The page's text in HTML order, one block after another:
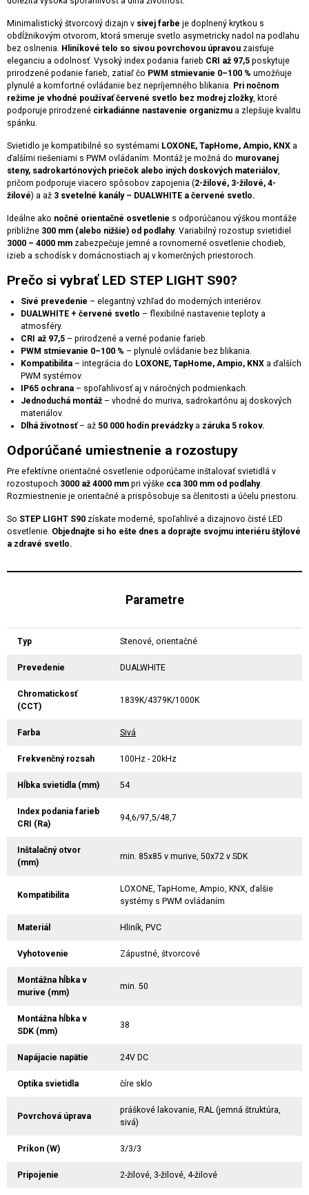
Minimalistický štvorcový dizajn v sivej farbe je doplnený krytkou s
obdĺžnikovým otvorom, ktorá smeruje svetlo asymetricky nadol na podlahu
bez oslnenia. Hliníkové telo so sivou povrchovou úpravou zaisťuje
eleganciu a odolnosť. Vysoký index podania farieb CRI až 97,5 poskytuje
prirodzené podanie farieb, zatiaľ čo PWM stmievanie 0–100 % umožňuje
plynulé a komfortné ovládanie bez nepríjemného blikania. Pri nočnom
režime je vhodné používať červené svetlo bez modrej zložky, ktoré
podporuje prirodzené cirkadiánne nastavenie organizmu a zlepšuje kvalitu
spánku.
Svietidlo je kompatibilné so systémami LOXONE, TapHome, Ampio, KNX a
ďalšími riešeniami s PWM ovládaním. Montáž je možná do murovanej
steny, sadrokartónových priečok alebo iných doskových materiálov
pričom podporuje viacero spôsobov zapojenia (2-žilové, 3-žilové, 4-
žilové) a až 3 svetelné kanály – DUALWHITE a červené svetlo.
Ideálne ako nočné orientačné osvetlenie s odporúčanou výškou montáže
približne 300 mm (alebo nižšie) od podlahy. Variabilný rozostup svietidiel
3000 – 4000 mm zabezpečuje jemné a rovnomerné osvetlenie chodieb,
izieb a schodísk v domácnostiach aj v komerčných priestoroch.
Prečo si vybrať LED STEP LIGHT S90?
Sivé prevedenie – elegantný vzhľad do moderných interiérov.
DUALWHITE + červené svetlo – flexibilné nastavenie teploty a
atmosféry.
CRI až 97,5 – prirodzené a verné podanie farieb.
PWM stmievanie 0–100 % – plynulé ovládanie bez blikania.
Kompatibilita – integrácia do LOXONE, TapHome, Ampio, KNX a ďalších
PWM systémov.
IP65 ochrana – spoľahlivosť aj v náročných podmienkach.
Jednoduchá montáž – vhodné do muriva, sadrokartónu aj doskových
materiálov.
Dlhá životnosť– až 50 000 hodín prevádzkya záruka 5 rokov.
Odporúčané umiestnenie a rozostupy
Pre efektívne orientačné osvetlenie odporúčame inštalovať svietidlá v
rozostupoch 3000 až 4000 mm pri výške cca 300 mm od podlahy.
Rozmiestnenie je orientačné a prispôsobuje sa členitosti a účelu priestoru.
So STEP LIGHT S90 získate moderné, spoľahlivé a dizajnovo čisté LED
osvetlenie. Objednajte si ho ešte dnes a doprajte svojmu interiéru štýlové
a zdravé svetlo.
Parametre
Typ Stenové, orientačné
Prevedenie DUALWHITE
Chromatickosť
(CCT)
1839K/4379K/1000K
Farba Sivá
Frekvenčný rozsah 100Hz - 20kHz
Hĺbka svietidla (mm) 54
Index podania farieb
CRI (Ra)
94,6/97,5/48,7
Inštalačný otvor
(mm)
min. 85x85 v murive, 50x72 v SDK
Kompatibilita
LOXONE, TapHome, Ampio, KNX, ďalšie
systémy s PWM ovládaním
Materiál Hliník, PVC
Vyhotovenie Zápustné, štvorcové
Montážna hĺbka v
murive (mm)
min. 50
Montážna hĺbka v
SDK (mm)
38
Napájacie napätie 24V DC
Optika svietidla číre sklo
Povrchová úprava
práškové lakovanie, RAL (jemná štruktúra,
sivá)
Príkon (W) 3/3/3
Pripojenie 2-žilové, 3-žilové, 4-žilové